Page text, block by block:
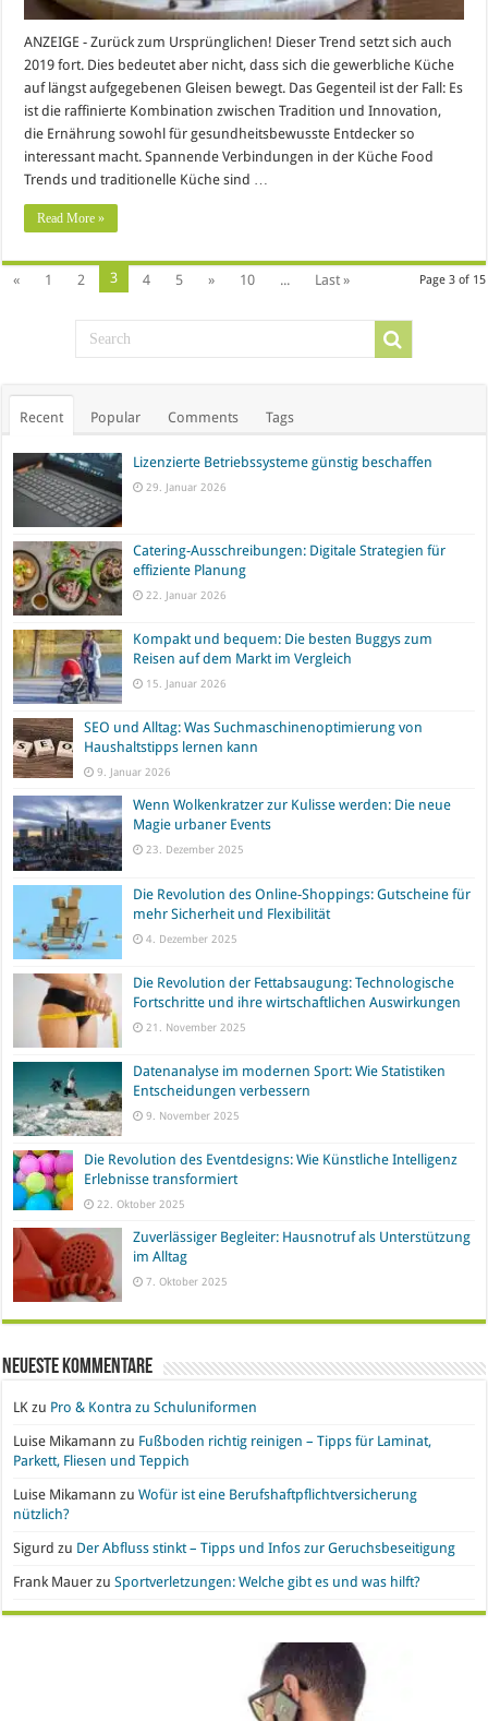
ANZEIGE - Zurück zum Ursprünglichen! Dieser Trend setzt sich auch
2019 fort. Dies bedeutet aber nicht, dass sich die gewerbliche Küche
auf längst aufgegebenen Gleisen bewegt. Das Gegenteil ist der Fall: Es
ist die raffinierte Kombination zwischen Tradition und Innovation,
die Ernährung sowohl für gesundheitsbewusste Entdecker so
interessant macht. Spannende Verbindungen in der Küche Food
Trends und traditionelle Küche sind …
Read More »
Page 3 of 15
« 1 2 3 4 5 » 10 ... Last »
Recent Popular Comments Tags
Lizenzierte Betriebssysteme günstig beschaffen
29. Januar 2026
Catering-Ausschreibungen: Digitale Strategien für
effiziente Planung
22. Januar 2026
Kompakt und bequem: Die besten Buggys zum
Reisen auf dem Markt im Vergleich
15. Januar 2026
SEO und Alltag: Was Suchmaschinenoptimierung von
Haushaltstipps lernen kann
9. Januar 2026
Wenn Wolkenkratzer zur Kulisse werden: Die neue
Magie urbaner Events
23. Dezember 2025
Die Revolution des Online-Shoppings: Gutscheine für
mehr Sicherheit und Flexibilität
4. Dezember 2025
Die Revolution der Fettabsaugung: Technologische
Fortschritte und ihre wirtschaftlichen Auswirkungen
21. November 2025
Datenanalyse im modernen Sport: Wie Statistiken
Entscheidungen verbessern
9. November 2025
Die Revolution des Eventdesigns: Wie Künstliche Intelligenz
Erlebnisse transformiert
22. Oktober 2025
Zuverlässiger Begleiter: Hausnotruf als Unterstützung
im Alltag
7. Oktober 2025
Neueste Kommentare
LK zu Pro & Kontra zu Schuluniformen
Luise Mikamann zu Fußboden richtig reinigen – Tipps für Laminat,
Parkett, Fliesen und Teppich
Luise Mikamann zuWofür ist eine Berufshaftpflichtversicherung
nützlich?
Sigurd zu Der Abfluss stinkt – Tipps und Infos zur Geruchsbeseitigung
Frank Mauer zuSportverletzungen: Welche gibt es und was hilft?